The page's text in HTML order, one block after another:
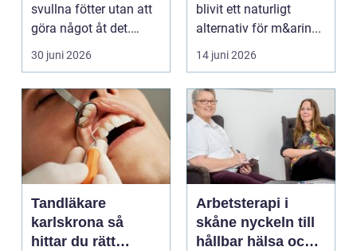
svullna fötter utan att
göra något åt det.
Fötterna bär hel...
30 juni 2026
blivit ett naturligt
alternativ för m&arin...
14 juni 2026
Tandläkare
karlskrona så
hittar du rätt
Arbetsterapi i
skåne nyckeln till
hållbar hälsa och